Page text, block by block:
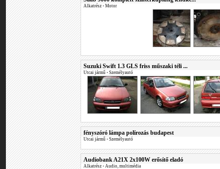
Alkatrész • Motor
Suzuki Swift 1.3 GLS friss műszaki téli ...
Utcai jármű • Személyautó
fényszóró lámpa polírozás budapest
Utcai jármű • Személyautó
Audiobank A21X 2x100W erősítő eladó
Alkatrész • Audio, multimédia